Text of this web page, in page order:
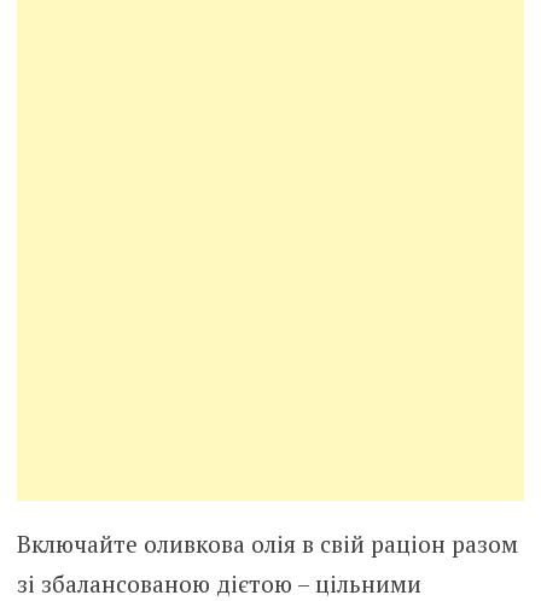
Включайте оливкова олія в свій раціон разом
зі збалансованою дієтою – цільними